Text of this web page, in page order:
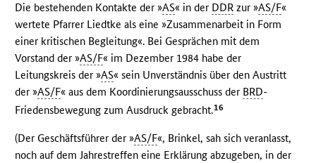
Die bestehenden Kontakte der »AS« in der DDR zur »AS/F«
wertete Pfarrer Liedtke als eine »Zusammenarbeit in Form
einer kritischen Begleitung«. Bei Gesprächen mit dem
Vorstand der »AS/F« im Dezember 1984 habe der
Leitungskreis der »AS« sein Unverständnis über den Austritt
der »AS/F« aus dem Koordinierungsausschuss der BRD-
Friedensbewegung zum Ausdruck gebracht.16
(Der Geschäftsführer der »AS/F«, Brinkel, sah sich veranlasst,
noch auf dem Jahrestreffen eine Erklärung abzugeben, in der